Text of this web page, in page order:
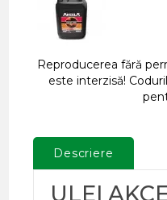
Reproducerea fără
este interzisă!
Descriere
ULEI